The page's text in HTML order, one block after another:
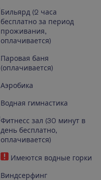
Бильярд (2 часа
бесплатно за период
проживания,
оплачивается)
Паровая баня
(оплачивается)
Аэробика
Водная гимнастика
Фитнесс зал (30 минут в
день бесплатно,
оплачивается)
Имеются водные горки
Виндсерфинг